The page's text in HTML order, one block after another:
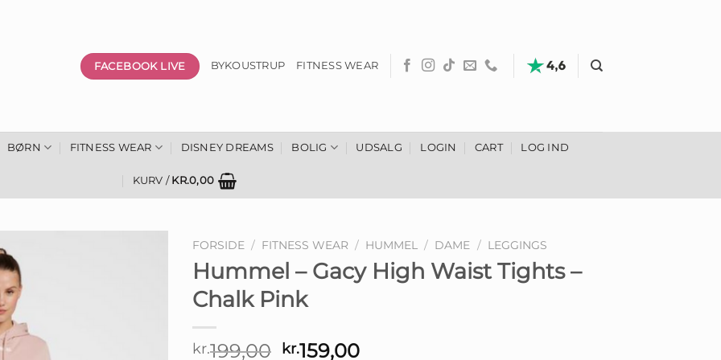
FACEBOOK LIVE BYKOUSTRUP FITNESS WEAR
BØRN FITNESS WEAR DISNEY DREAMS BOLIG UDSALG LOGIN CART LOG IND
KURV / KR.0,00
FORSIDE / FITNESS WEAR / HUMMEL / DAME / LEGGINGS
Hummel – Gacy High Waist Tights –
Chalk Pink
kr.199,00 Den
kr.159,00Den